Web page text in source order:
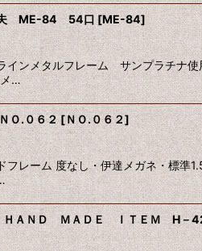
ME-84 54口 [ME-84]
ンメタルフレーム サンプラチナ使
メ…
Ｏ.０６２ [ＮＯ.０６２]
レーム 度なし・伊達メガネ・標準
ＡＮＤ ＭＡＤＥ ＩＴＥＭ H